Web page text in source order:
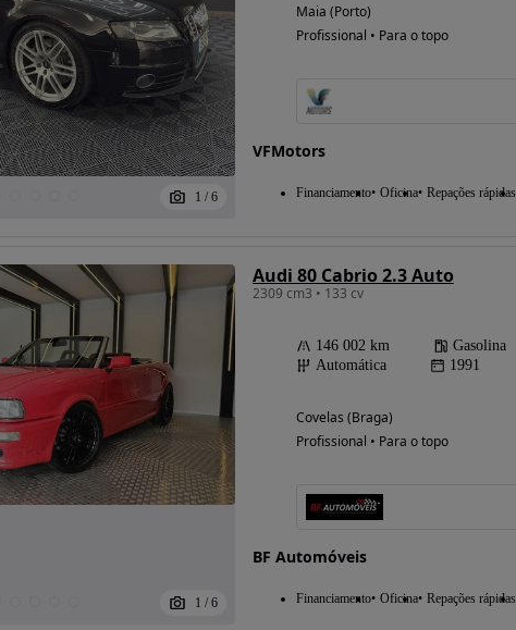
Possibilidade de
financiamento
1 / 6
Maia (Porto)
Profissional • Para o topo
VFMotors
Financiamento Oficina Repações rápidas
1 / 6
Audi 80 Cabrio 2.3 Auto
2309 cm3 • 133 cv
146 002 km
Gasolina
Automática
1991
Covelas (Braga)
Profissional • Para o topo
BF Automóveis
Financiamento Oficina Repações rápidas